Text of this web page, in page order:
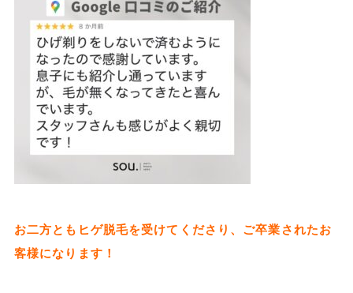
お二方ともヒゲ脱毛を受けてくださり、ご卒業されたお
客様になります！